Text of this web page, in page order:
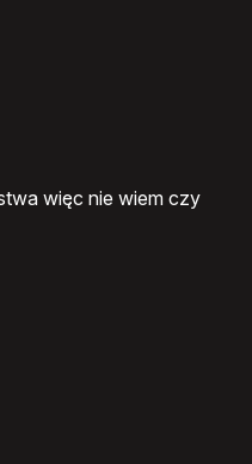
więc nie wiem czy